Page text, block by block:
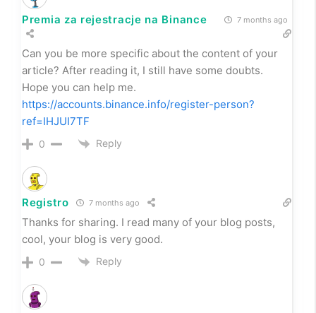
Premia za rejestracje na Binance 7 months ago
Can you be more specific about the content of your
article? After reading it, I still have some doubts.
Hope you can help me.
https://accounts.binance.info/register-person?
ref=IHJUI7TF
0 Reply
Registro 7 months ago
Thanks for sharing. I read many of your blog posts,
cool, your blog is very good.
0 Reply